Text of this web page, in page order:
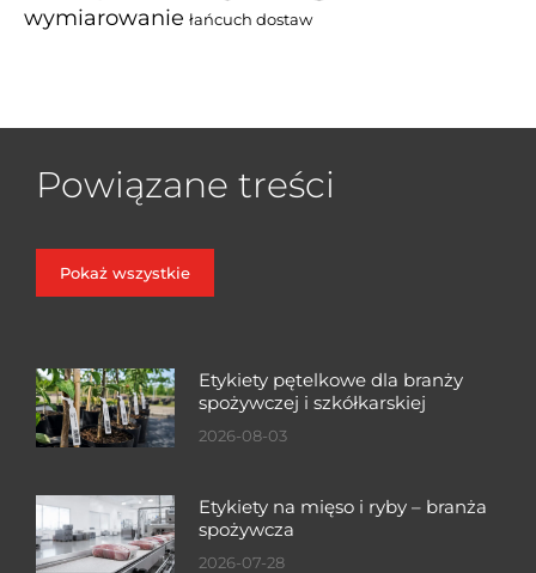
wymiarowanie łańcuch dostaw
Powiązane treści
Pokaż wszystkie
Etykiety pętelkowe dla branży
spożywczej i szkółkarskiej
2026-08-03
Etykiety na mięso i ryby – branża
spożywcza
2026-07-28